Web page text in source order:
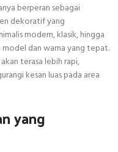
berperan sebagai
dekoratif yang
modern, klasik, hingga
dan warna yang tepat.
terasa lebih rapi,
kesan luas pada area
yang